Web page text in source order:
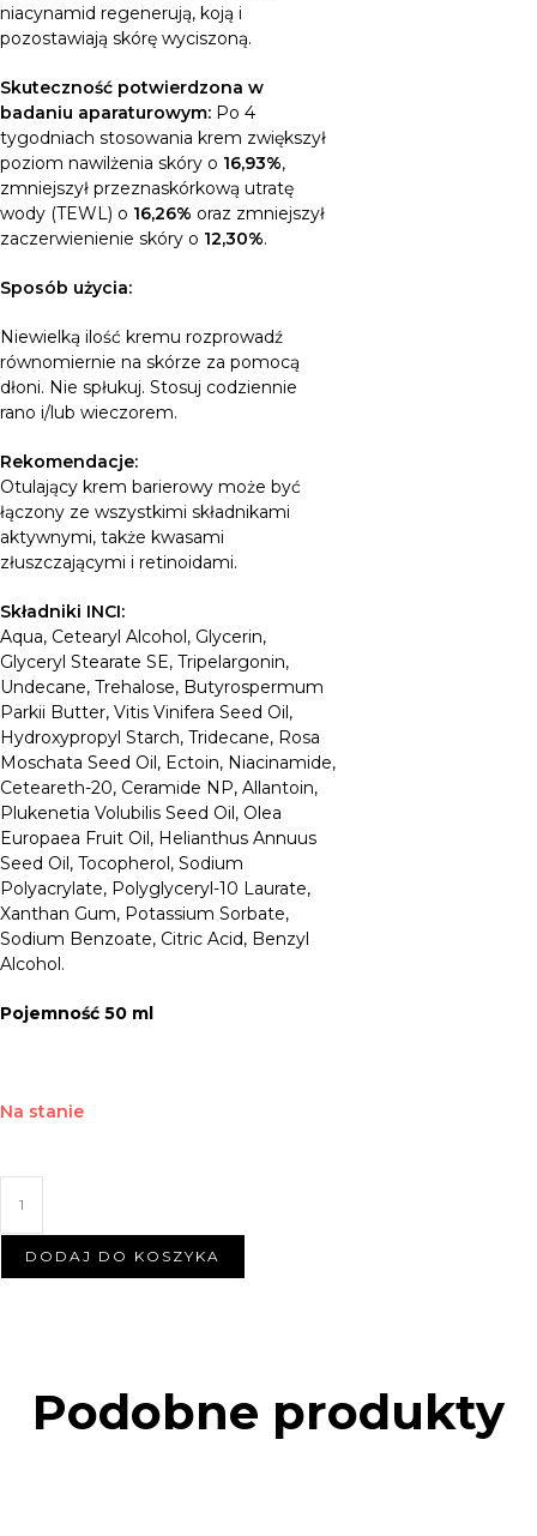
niacynamid regenerują, koją i
pozostawiają skórę wyciszoną.
Skuteczność potwierdzona w
badaniu aparaturowym: Po 4
tygodniach stosowania krem zwiększył
poziom nawilżenia skóry o 16,93%,
zmniejszył przeznaskórkową utratę
wody (TEWL) o 16,26% oraz zmniejszył
zaczerwienienie skóry o 12,30%.
Sposób użycia:
Niewielką ilość kremu rozprowadź
równomiernie na skórze za pomocą
dłoni. Nie spłukuj. Stosuj codziennie
rano i/lub wieczorem.
Rekomendacje:
Otulający krem barierowy może być
łączony ze wszystkimi składnikami
aktywnymi, także kwasami
złuszczającymi i retinoidami.
Składniki INCI:
Aqua, Cetearyl Alcohol, Glycerin,
Glyceryl Stearate SE, Tripelargonin,
Undecane, Trehalose, Butyrospermum
Parkii Butter, Vitis Vinifera Seed Oil,
Hydroxypropyl Starch, Tridecane, Rosa
Moschata Seed Oil, Ectoin, Niacinamide,
Ceteareth-20, Ceramide NP, Allantoin,
Plukenetia Volubilis Seed Oil, Olea
Europaea Fruit Oil, Helianthus Annuus
Seed Oil, Tocopherol, Sodium
Polyacrylate, Polyglyceryl-10 Laurate,
Xanthan Gum, Potassium Sorbate,
Sodium Benzoate, Citric Acid, Benzyl
Alcohol.
Pojemność 50 ml
Na stanie
DODAJ DO KOSZYKA
Podobne produkty